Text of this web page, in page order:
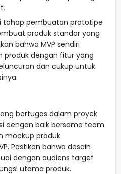
tahap pembuatan prototipe
produk standar yang
bahwa MVP sendiri
produk dengan fitur yang
dan cukup untuk
bertugas dalam proyek
dengan baik bersama team
mockup produk
Pastikan bahwa desain
dengan audiens target
utama produk.